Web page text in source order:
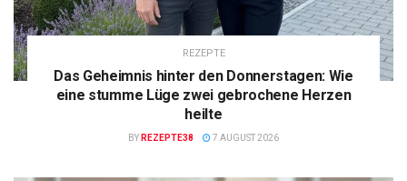
REZEPTE
Das Geheimnis hinter den Donnerstagen: Wie
eine stumme Lüge zwei gebrochene Herzen
heilte
BY REZEPTE38 7 AUGUST 2026